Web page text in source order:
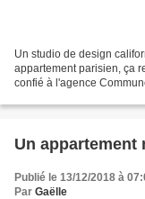
Un studio de design
appartement parisien, ça
confié à l'agence
Un appartement
Publié le 13/12/2018 à
Par Gaëlle